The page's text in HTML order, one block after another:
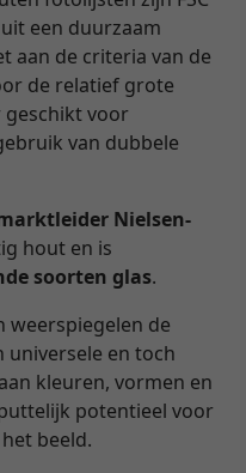
een duurzaam
aan de criteria van de
de relatief grote
voor
van dubbele
Nielsen-
hout en is
soorten glas.
weerspiegelen de
en toch
kleuren, vormen en
potentieel voor
beeld.